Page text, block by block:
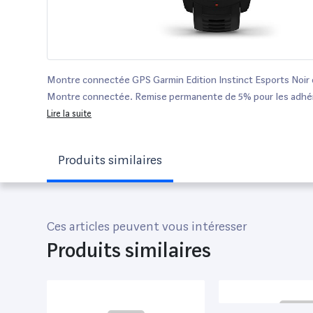
Montre connectée GPS Garmin Edition Instinct Esports Noir
Montre connectée. Remise permanente de 5% pour les
Commandez vos produits high-tech au meilleur prix en ligne
Lire la suite
Produits similaires
Ces articles peuvent vous intéresser
Produits similaires